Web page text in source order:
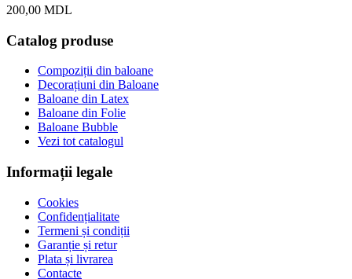
200,00 MDL
Catalog produse
Compoziții din baloane
Decorațiuni din Baloane
Baloane din Latex
Baloane din Folie
Baloane Bubble
Vezi tot catalogul
Informații legale
Cookies
Confidențialitate
Termeni și condiții
Garanție și retur
Plata și livrarea
Contacte